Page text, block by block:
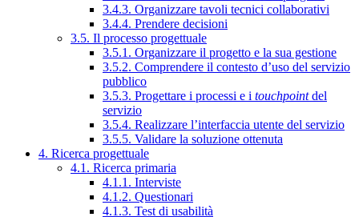
3.4.3. Organizzare tavoli tecnici collaborativi
3.4.4. Prendere decisioni
3.5. Il processo progettuale
3.5.1. Organizzare il progetto e la sua gestione
3.5.2. Comprendere il contesto d’uso del servizio
pubblico
3.5.3. Progettare i processi e i touchpointdel
servizio
3.5.4. Realizzare l’interfaccia utente del servizio
3.5.5. Validare la soluzione ottenuta
4. Ricerca progettuale
4.1. Ricerca primaria
4.1.1. Interviste
4.1.2. Questionari
4.1.3. Test di usabilità